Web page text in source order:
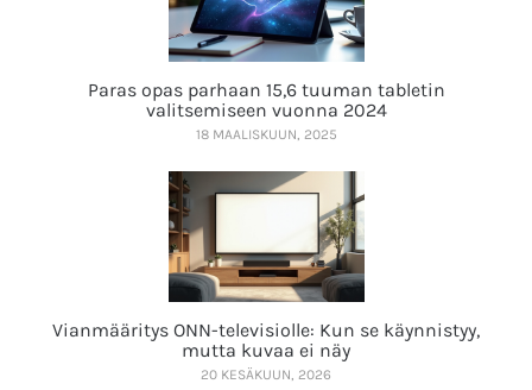
Paras opas parhaan 15,6 tuuman tabletin
valitsemiseen vuonna 2024
18 MAALISKUUN, 2025
Vianmääritys ONN-televisiolle: Kun se käynnistyy,
mutta kuvaa ei näy
20 KESÄKUUN, 2026